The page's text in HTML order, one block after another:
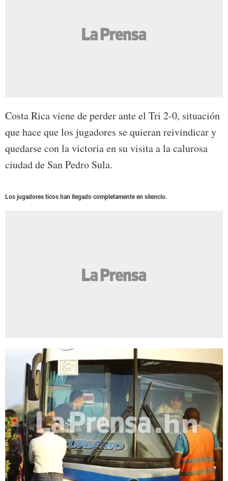
Costa Rica viene de perder ante el Tri 2-0, situación
que hace que los jugadores se quieran reivindicar y
quedarse con la victoria en su visita a la calurosa
ciudad de San Pedro Sula.
Los jugadores ticos han llegado completamente en silencio.